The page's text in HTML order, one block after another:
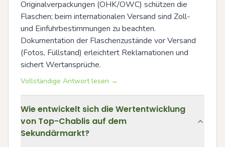
Originalverpackungen (OHK/OWC) schützen die
Flaschen; beim internationalen Versand sind Zoll-
und Einfuhrbestimmungen zu beachten.
Dokumentation der Flaschenzustände vor Versand
(Fotos, Füllstand) erleichtert Reklamationen und
sichert Wertansprüche.
Vollständige Antwort lesen →
Wie entwickelt sich die Wertentwicklung
von Top-Chablis auf dem
Sekundärmarkt?